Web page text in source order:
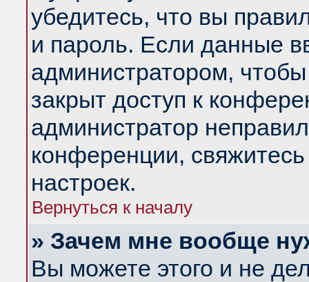
убедитесь, что вы
и пароль. Если данные
администратором,
закрыт доступ к
администратор
конференции,
настроек.
Вернуться к началу
» Зачем мне вообще
Вы можете этого и не